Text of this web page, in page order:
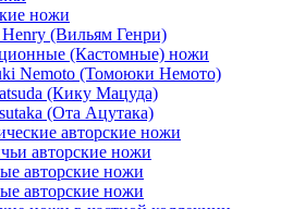
ножи
(Вильям Генри)
(Кастомные) ножи
Nemoto (Томоюки Немото)
(Кику Мацуда)
(Ота Ацутака)
авторские ножи
авторские ножи
авторские ножи
авторские ножи